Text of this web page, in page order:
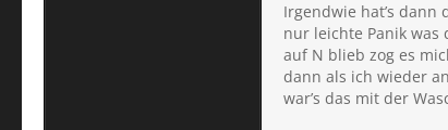
Hat Alfa Romeo
Welche
Danke!
Irgendwie hat’s
nur leichte Panik
auf N blieb zog es
dann als ich wieder
war’s das mit der